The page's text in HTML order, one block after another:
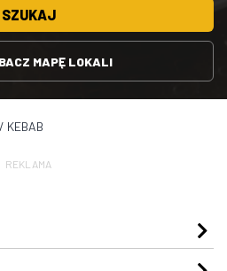
SZUKAJ
MAPĘ LOKALI
/ KEBAB
REKLAMA